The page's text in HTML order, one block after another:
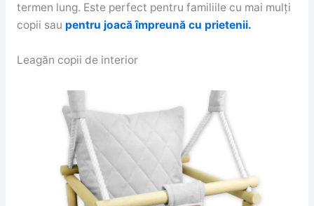
termen lung. Este perfect pentru familiile cu mai mulți
copii sau pentru joacă împreună cu prietenii.
Leagăn copii de interior